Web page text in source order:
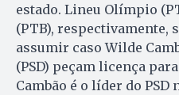
estado. Lineu Olímpio
(PTB), respectivamente,
assumir caso Wilde
(PSD) peçam licença
Cambão é o líder do PSD